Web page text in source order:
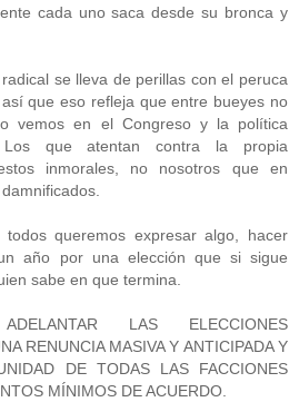
cada uno saca desde su bronca y
se lleva de perillas con el peruca
que eso refleja que entre bueyes no
vemos en el Congreso y la política
Los que atentan contra la propia
inmorales, no nosotros que en
todos queremos expresar algo, hacer
año por una elección que si sigue
sabe en que termina.
ADELANTAR LAS ELECCIONES
RENUNCIA MASIVA Y ANTICIPADA Y
DE TODAS LAS FACCIONES
MÍNIMOS DE ACUERDO.